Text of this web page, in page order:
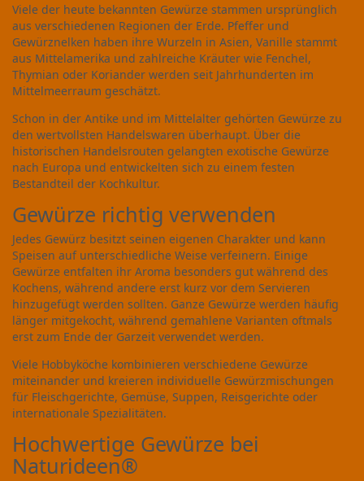
Viele der heute bekannten Gewürze stammen ursprünglich
aus verschiedenen Regionen der Erde. Pfeffer und
Gewürznelken haben ihre Wurzeln in Asien, Vanille stammt
aus Mittelamerika und zahlreiche Kräuter wie Fenchel,
Thymian oder Koriander werden seit Jahrhunderten im
Mittelmeerraum geschätzt.
Schon in der Antike und im Mittelalter gehörten Gewürze zu
den wertvollsten Handelswaren überhaupt. Über die
historischen Handelsrouten gelangten exotische Gewürze
nach Europa und entwickelten sich zu einem festen
Bestandteil der Kochkultur.
Gewürze richtig verwenden
Jedes Gewürz besitzt seinen eigenen Charakter und kann
Speisen auf unterschiedliche Weise verfeinern. Einige
Gewürze entfalten ihr Aroma besonders gut während des
Kochens, während andere erst kurz vor dem Servieren
hinzugefügt werden sollten. Ganze Gewürze werden häufig
länger mitgekocht, während gemahlene Varianten oftmals
erst zum Ende der Garzeit verwendet werden.
Viele Hobbyköche kombinieren verschiedene Gewürze
miteinander und kreieren individuelle Gewürzmischungen
für Fleischgerichte, Gemüse, Suppen, Reisgerichte oder
internationale Spezialitäten.
Hochwertige Gewürze bei
Naturideen®